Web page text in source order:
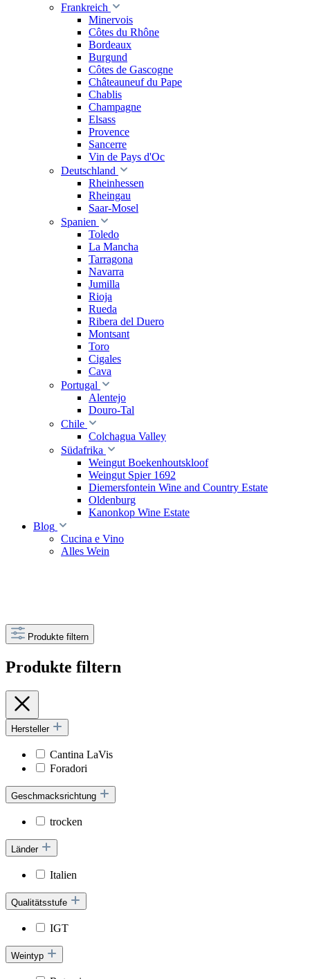
Frankreich
Minervois
Côtes du Rhône
Bordeaux
Burgund
Côtes de Gascogne
Châteauneuf du Pape
Chablis
Champagne
Elsass
Provence
Sancerre
Vin de Pays d'Oc
Deutschland
Rheinhessen
Rheingau
Saar-Mosel
Spanien
Toledo
La Mancha
Tarragona
Navarra
Jumilla
Rioja
Rueda
Ribera del Duero
Montsant
Toro
Cigales
Cava
Portugal
Alentejo
Douro-Tal
Chile
Colchagua Valley
Südafrika
Weingut Boekenhoutskloof
Weingut Spier 1692
Diemersfontein Wine and Country Estate
Oldenburg
Kanonkop Wine Estate
Blog
Cucina e Vino
Alles Wein
Produkte filtern
Produkte filtern
Hersteller
Cantina LaVis
Foradori
Geschmacksrichtung
trocken
Länder
Italien
Qualitätsstufe
IGT
Weintyp